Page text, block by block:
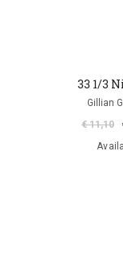
33 1/3
Gillian
€ 11,10